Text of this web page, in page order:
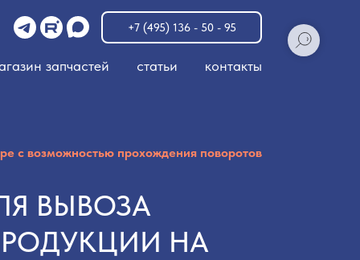
+7 (495) 136 - 50 - 95
запчастей статьи контакты
с возможностью прохождения поворотов
ВЫВОЗА
НА